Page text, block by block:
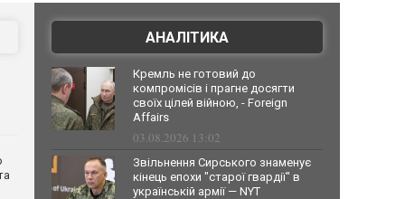
АНАЛІТИКА
Кремль не готовий до
компромісів і прагне досягти
своїх цілей війною, - Foreign
Affairs
03.08.2026 13:02
Звільнення Сирського знаменує
кінець епохи "старої гвардії" в
українській армії — NYT